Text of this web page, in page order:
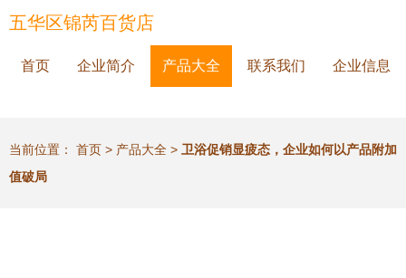
五华区锦芮百货店
首页 企业简介 产品大全 联系我们 企业信息
当前位置： 首页 > 产品大全 > 卫浴促销显疲态，企业如何以产品附加
值破局